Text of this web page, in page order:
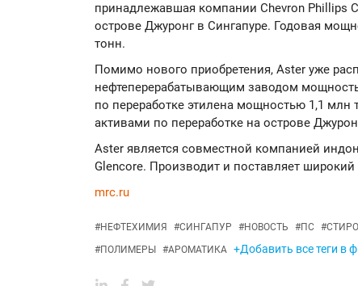
принадлежавшая компании Chevron Phillips
острове Джуронг в Сингапуре. Годовая
тонн.
Помимо нового приобретения, Aster уже
нефтеперерабатывающим заводом
по переработке этилена мощностью 1,1
активами по переработке на острове
Aster является совместной компанией
Glencore. Производит и поставляет
mrc.ru
#НЕФТЕХИМИЯ #СИНГАПУР #НОВОСТЬ #ПС #
#ПОЛИМЕРЫ #АРОМАТИКА +Добавить все теги в